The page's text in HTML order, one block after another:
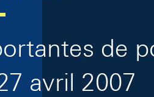
de
avril 2007